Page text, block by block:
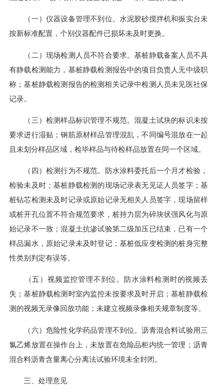
（一）仪器设备管理不到位。水泥胶砂搅拌机和振实台未
按新标准配置，个别仪器配件已损坏未及时更换。
（二）现场检测人员不符合要求。基桩静载备案人员不具
有静载检测能力，基桩静载检测报告中的项目负责人无中级职
称；基桩静载检测报告的检测相关记录中检测人员未见医社保
记录。
（三）检测样品标识管理不规范。混凝土试块的标识未按
要求进行湿贴；钢筋原材样品管理混乱，不同编号混放在一起
且未划分样品区域，检毕样品与待检样品放置在同一个区域。
（四）检测行为不规范。防水涂料委托后一个月才检验，
检验未及时；基桩静载检测的现场记录表无见证人员签字；基
桩钻芯检测未及时记录或原始记录无相关人员签字，现场留样
或桩开孔位置不符合规范要求，桩持力层为碎块状强风化与原
始记录不一致；混凝土抗渗试验第二级加压已结束，已有一个
样品漏水，原始记录未及时登记；基桩低应变检测的桩身完整
性类别判定有误等。
（五）视频监控管理不到位。防水涂料检测时的视频丢
失；基桩静载检测时室内监控未按要求及时开启；基桩静载检
测的视频无录像回放功能；未建立视频录像相关规章制度等。
（六）危险性化学药品管理不到位。沥青混合料试验用三
氯乙烯放置在操作台上，未放置在危险品柜内统一管理；沥青
混合料沥青含量离心分离法试验环境未全封闭。
三、处理意见